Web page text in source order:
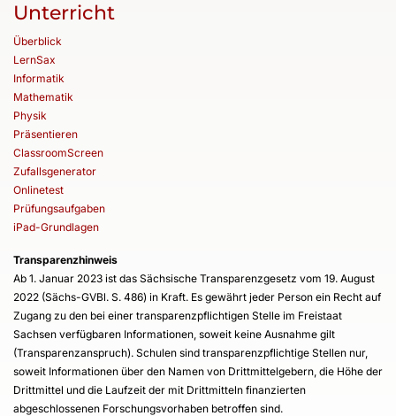
Unterricht
Überblick
LernSax
Informatik
Mathematik
Physik
Präsentieren
ClassroomScreen
Zufallsgenerator
Onlinetest
Prüfungsaufgaben
iPad-Grundlagen
Transparenzhinweis
Ab 1. Januar 2023 ist das Sächsische Transparenzgesetz vom 19. August
2022 (Sächs-GVBl. S. 486) in Kraft. Es gewährt jeder Person ein Recht auf
Zugang zu den bei einer transparenzpflichtigen Stelle im Freistaat
Sachsen verfügbaren Informationen, soweit keine Ausnahme gilt
(Transparenzanspruch). Schulen sind transparenzpflichtige Stellen nur,
soweit Informationen über den Namen von Drittmittelgebern, die Höhe der
Drittmittel und die Laufzeit der mit Drittmitteln finanzierten
abgeschlossenen Forschungsvorhaben betroffen sind.